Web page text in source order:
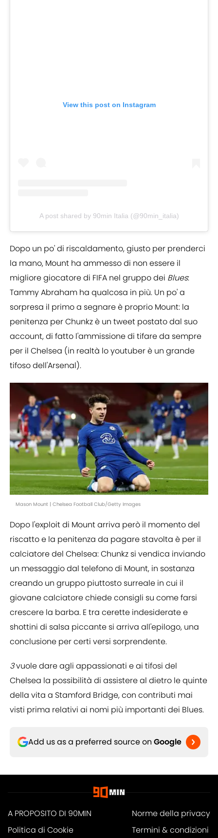
View this post on Instagram
A post shared by 90min Italia (@90min_italia)
Dopo un po' di riscaldamento, giusto per prenderci
la mano, Mount ha ammesso di non essere il
migliore giocatore di FIFA nel gruppo dei Blues:
Tammy Abraham ha qualcosa in più. Un po' a
sorpresa il primo a segnare è proprio Mount: la
penitenza per Chunkz è un tweet postato dal suo
account, di fatto l'ammissione di tifare da sempre
per il Chelsea (in realtà lo youtuber è un grande
tifoso dell'Arsenal).
Mason Mount | Chelsea Football Club/Getty Images
Dopo l'exploit di Mount arriva però il momento del
riscatto e la penitenza da pagare stavolta è per il
calciatore del Chelsea: Chunkz si vendica inviando
un messaggio dal telefono di Mount, in sostanza
creando un gruppo piuttosto surreale in cui il
giovane calciatore chiede consigli su come farsi
crescere la barba. E tra cerette indesiderate e
shottini di salsa piccante si arriva all'epilogo, una
conclusione per certi versi sorprendente.
3vuole dare agli appassionati e ai tifosi del
Chelsea la possibilità di assistere al dietro le quinte
della vita a Stamford Bridge, con contributi mai
visti prima relativi ai nomi più importanti dei Blues.
Add us as a preferred source on Google
A PROPOSITO DI 90MIN
Norme della privacy
Politica di Cookie
Termini & condizioni